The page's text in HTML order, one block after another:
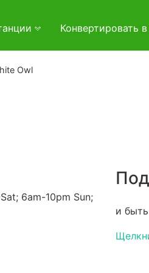
Конвертировать в
Owl
6am-10pm Sun;
и